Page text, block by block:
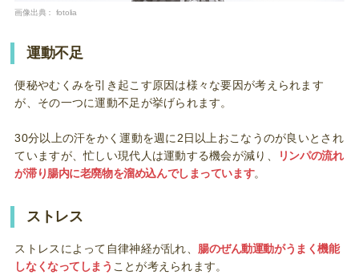
画像出典： fotolia
運動不足
便秘やむくみを引き起こす原因は様々な要因が考えられます
が、その一つに運動不足が挙げられます。
30分以上の汗をかく運動を週に2日以上おこなうのが良いとされ
ていますが、忙しい現代人は運動する機会が減り、
リンパの流れ
が滞り腸内に老廃物を溜め込んでしまっています。
ストレス
ストレスによって自律神経が乱れ、 腸のぜん動運動がうまく機能
しなくなってしまう ことが考えられます。